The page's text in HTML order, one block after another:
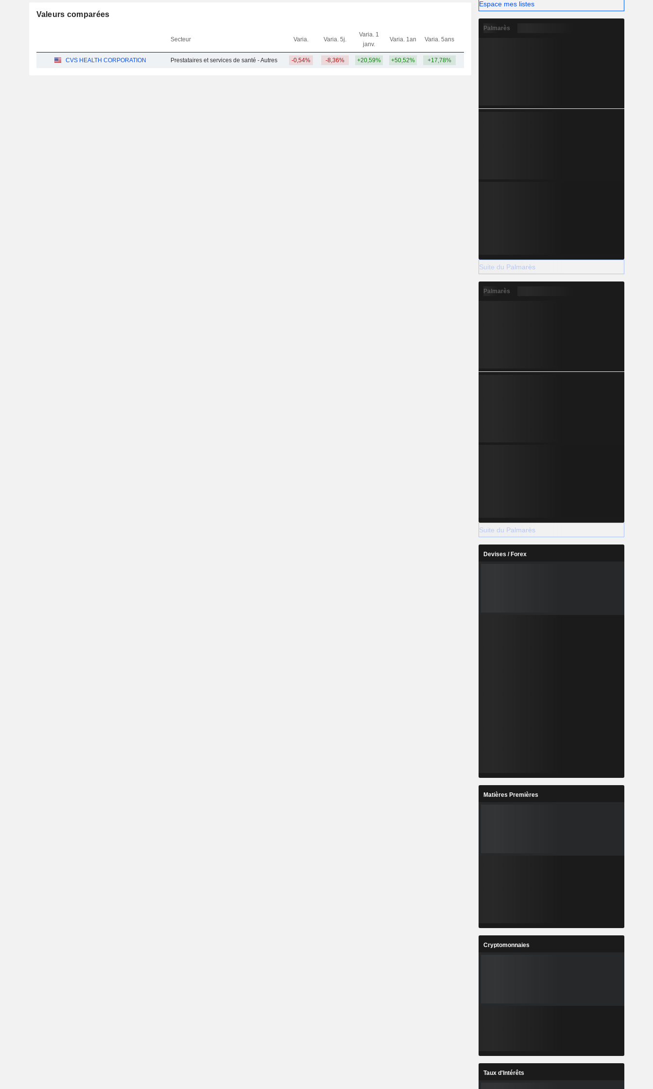
Valeurs comparées
Secteur Varia. Varia. 5j.
Varia. 1
janv.
Varia. 1an Varia. 5ans
CVS HEALTH CORPORATION Prestataires et services de santé - Autres -0,54% -8,36% +20,59% +50,52% +17,78%
Espace mes listes
Palmarès
Suite du Palmarès
Palmarès
Suite du Palmarès
Devises / Forex
Matières Premières
Cryptomonnaies
Taux d'Intérêts